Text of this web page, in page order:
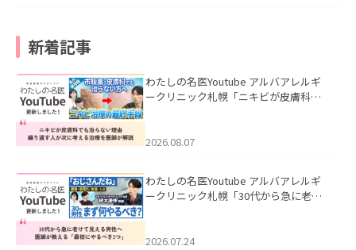
新着記事
わたしの名医Youtube アルバアレルギ
ークリニック札幌「ニキビが皮膚科で
ました。
2026.08.07
わたしの名医Youtube アルバアレルギ
ークリニック札幌「30代から急に老け
た。
2026.07.24